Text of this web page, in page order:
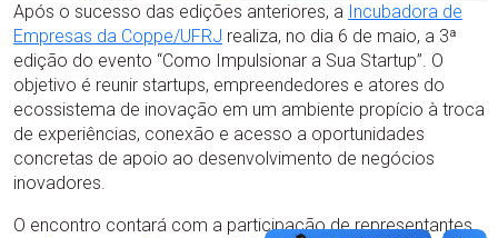
Após o sucesso das edições anteriores, a Incubadora de
Empresas da Coppe/UFRJ realiza, no dia 6 de maio, a 3ª
edição do evento “Como Impulsionar a Sua Startup”. O
objetivo é reunir startups, empreendedores e atores do
ecossistema de inovação em um ambiente propício à troca
de experiências, conexão e acesso a oportunidades
concretas de apoio ao desenvolvimento de negócios
inovadores.
O encontro contará com a participação de representantes